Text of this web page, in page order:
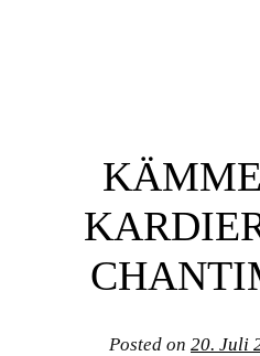
Posted on 20. Juli